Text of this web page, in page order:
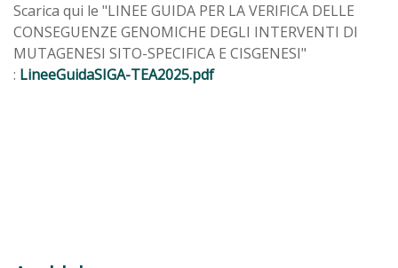
Scarica qui le "LINEE GUIDA PER LA VERIFICA DELLE
CONSEGUENZE GENOMICHE DEGLI INTERVENTI DI
MUTAGENESI SITO-SPECIFICA E CISGENESI"
: LineeGuidaSIGA-TEA2025.pdf